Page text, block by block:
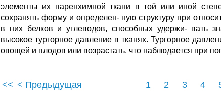
элементы их паренхимной ткани в той или иной
сохранять форму и определен- ную структуру при
в них белков и углеводов, способных удержи- вать
высокое тургорное давление в тканях. Тургорное
овощей и плодов или возрастать, что наблюдается при
<< < Предыдущая 1 2 3 4